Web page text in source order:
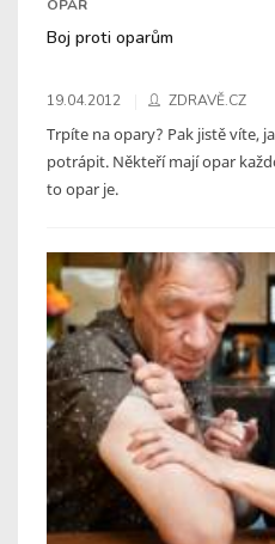
OPAR
Boj proti oparům
19.04.2012 ZDRAVĚ.CZ
Trpíte na opary? Pak jistě víte,
potrápit. Někteří mají opar
to opar je.